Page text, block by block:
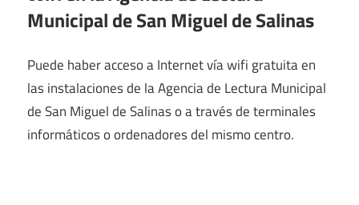
Municipal de San Miguel de Salinas
Puede haber acceso a Internet vía wifi gratuita en
las instalaciones de la Agencia de Lectura Municipal
de San Miguel de Salinas o a través de terminales
informáticos o ordenadores del mismo centro.